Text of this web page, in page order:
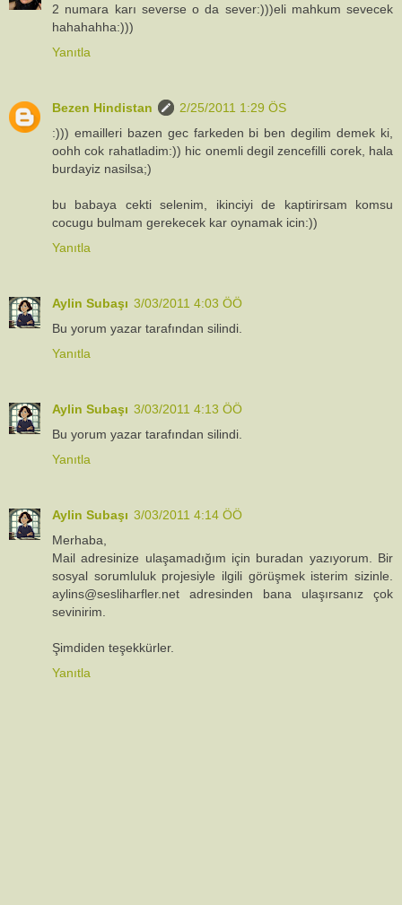
2 numara karı severse o da sever:)))eli mahkum sevecek
hahahahha:)))
Yanıtla
Bezen Hindistan
2/25/2011 1:29 ÖS
:))) emailleri bazen gec farkeden bi ben degilim demek ki,
oohh cok rahatladim:)) hic onemli degil zencefilli corek, hala
burdayiz nasilsa;)
bu babaya cekti selenim, ikinciyi de kaptirirsam komsu
cocugu bulmam gerekecek kar oynamak icin:))
Yanıtla
Aylin Subaşı 3/03/2011 4:03 ÖÖ
Bu yorum yazar tarafından silindi.
Yanıtla
Aylin Subaşı 3/03/2011 4:13 ÖÖ
Bu yorum yazar tarafından silindi.
Yanıtla
Aylin Subaşı 3/03/2011 4:14 ÖÖ
Merhaba,
Mail adresinize ulaşamadığım için buradan yazıyorum. Bir
sosyal sorumluluk projesiyle ilgili görüşmek isterim sizinle.
aylins@sesliharfler.net adresinden bana ulaşırsanız çok
sevinirim.
Şimdiden teşekkürler.
Yanıtla